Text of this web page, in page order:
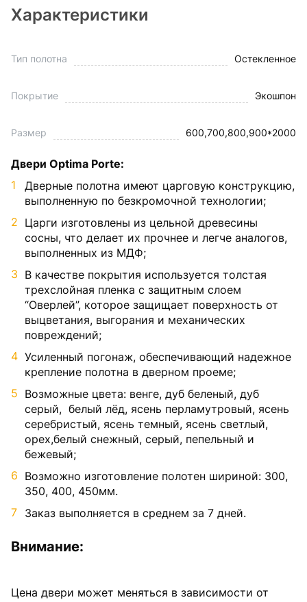
Характеристики
Тип полотна Остекленное
Покрытие Экошпон
Размер 600,700,800,900*2000
Двери Optima Porte:
Дверные полотна имеют царговую конструкцию,
выполненную по безкромочной технологии;
Царги изготовлены из цельной древесины
сосны, что делает их прочнее и легче аналогов,
выполненных из МДФ;
В качестве покрытия используется толстая
трехслойная пленка с защитным слоем
“Оверлей”, которое защищает поверхность от
выцветания, выгорания и механических
повреждений;
Усиленный погонаж, обеспечивающий надежное
крепление полотна в дверном проеме;
Возможные цвета: венге, дуб беленый, дуб
серый, белый лёд, ясень перламутровый, ясень
серебристый, ясень темный, ясень светлый,
орех,белый снежный, серый, пепельный и
бежевый;
Возможно изготовление полотен шириной: 300,
350, 400, 450мм.
Заказ выполняется в среднем за 7 дней.
Внимание:
Цена двери может меняться в зависимости от